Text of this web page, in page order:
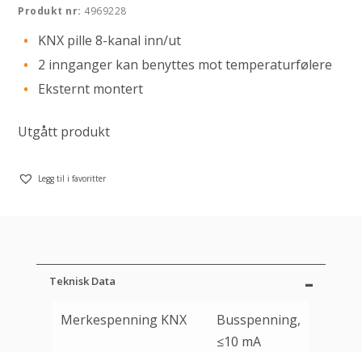
Produkt nr: 4969228
KNX pille 8-kanal inn/ut
2 innganger kan benyttes mot temperaturfølere
Eksternt montert
Utgått produkt
Legg til i favoritter
Teknisk Data
Merkespenning KNX
Busspenning,
≤10 mA